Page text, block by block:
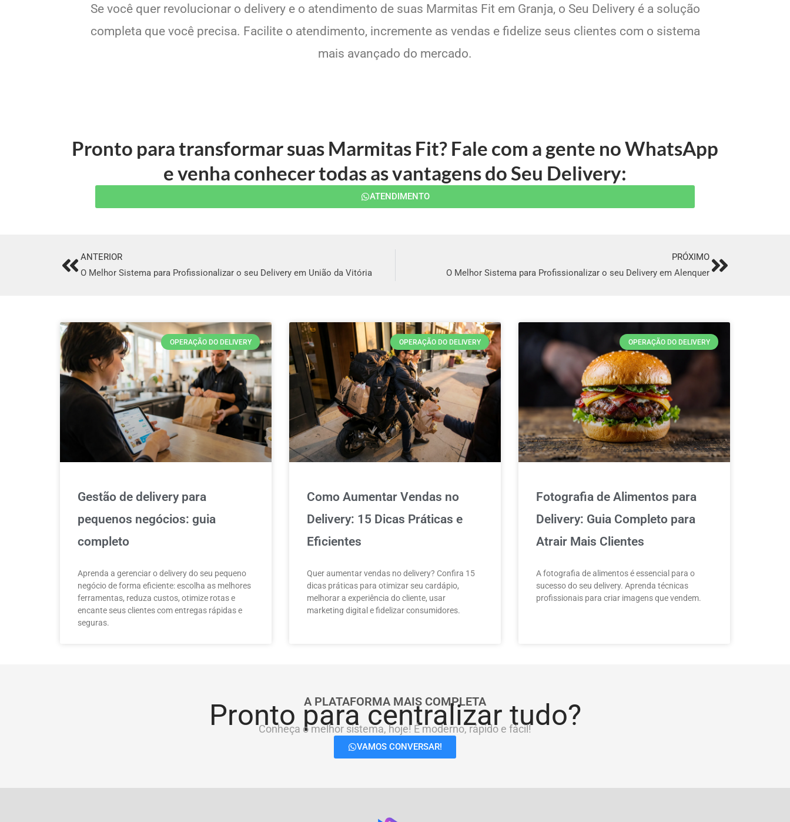
Se você quer revolucionar o delivery e o atendimento de suas Marmitas Fit em Granja, o Seu Delivery é a solução
completa que você precisa. Facilite o atendimento, incremente as vendas e fidelize seus clientes com o sistema
mais avançado do mercado.
Pronto para transformar suas Marmitas Fit? Fale com a gente no WhatsApp
e venha conhecer todas as vantagens do Seu Delivery:
ATENDIMENTO
PrevANTERIOR
O Melhor Sistema para Profissionalizar o seu Delivery em União da Vitória
PRÓXIMO
O Melhor Sistema para Profissionalizar o seu Delivery em AlenquerNext
OPERAÇÃO DO DELIVERY
Gestão de delivery para
pequenos negócios: guia
completo
Aprenda a gerenciar o delivery do seu pequeno
negócio de forma eficiente: escolha as melhores
ferramentas, reduza custos, otimize rotas e
encante seus clientes com entregas rápidas e
seguras.
OPERAÇÃO DO DELIVERY
Como Aumentar Vendas no
Delivery: 15 Dicas Práticas e
Eficientes
Quer aumentar vendas no delivery? Confira 15
dicas práticas para otimizar seu cardápio,
melhorar a experiência do cliente, usar
marketing digital e fidelizar consumidores.
OPERAÇÃO DO DELIVERY
Fotografia de Alimentos para
Delivery: Guia Completo para
Atrair Mais Clientes
A fotografia de alimentos é essencial para o
sucesso do seu delivery. Aprenda técnicas
profissionais para criar imagens que vendem.
A PLATAFORMA MAIS COMPLETA
Pronto para centralizar tudo?
Conheça o melhor sistema, hoje! É moderno, rápido e fácil!
VAMOS CONVERSAR!